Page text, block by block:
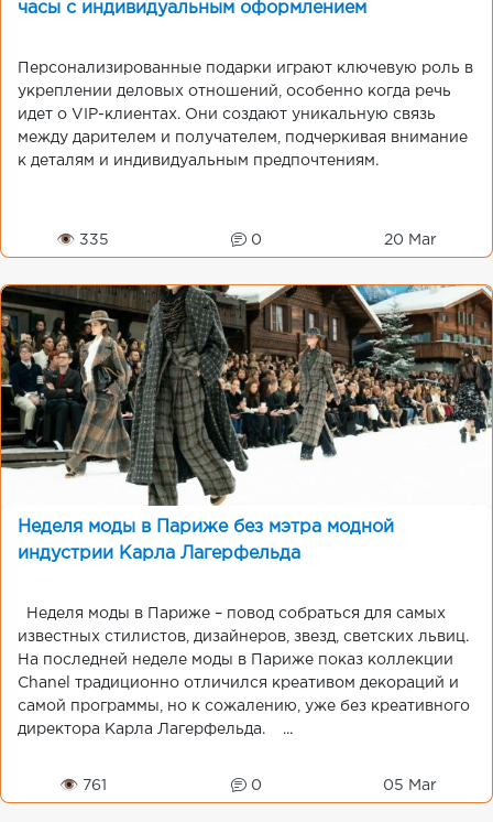
часы с индивидуальным оформлением
Персонализированные подарки играют ключевую роль в
укреплении деловых отношений, особенно когда речь
идет о VIP-клиентах. Они создают уникальную связь
между дарителем и получателем, подчеркивая внимание
к деталям и индивидуальным предпочтениям.
👁 335 0 20 Mar
Неделя моды в Париже без мэтра модной
индустрии Карла Лагерфельда
Неделя моды в Париже – повод собраться для самых
известных стилистов, дизайнеров, звезд, светских львиц.
На последней неделе моды в Париже показ коллекции
Chanel традиционно отличился креативом декораций и
самой программы, но к сожалению, уже без креативного
директора Карла Лагерфельда. ...
👁 761 0 05 Mar